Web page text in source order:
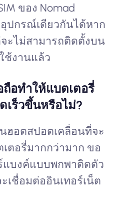
ของ Nomad
ปกรณ์เดียวกันได้หาก
ะไม่สามารถติดตั้งบน
ช้งานแล้ว
อทำให้แบตเตอรี่
ร็วขึ้นหรือไม่?
ฮอตสปอตเคลื่อนที่จะ
ตอรี่มากกว่ามาก ขอ
แบงค์แบบพกพาติดตัว
เชื่อมต่ออินเทอร์เน็ต